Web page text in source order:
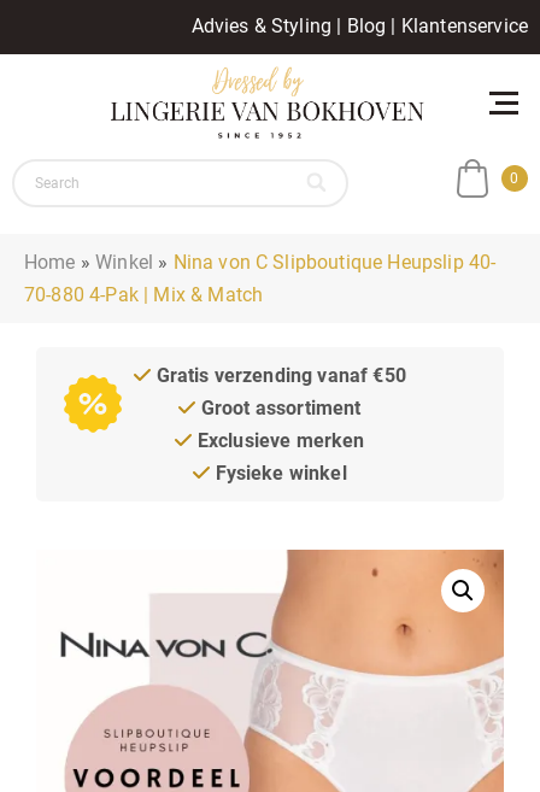
Advies & Styling | Blog | Klantenservice
0
Home »Winkel » Nina von C Slipboutique Heupslip 40-
70-880 4-Pak | Mix & Match
Gratis verzending vanaf €50
Groot assortiment
Exclusieve merken
Fysieke winkel